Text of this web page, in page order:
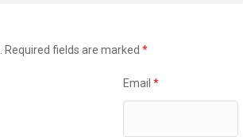
Required fields are marked *
Email *